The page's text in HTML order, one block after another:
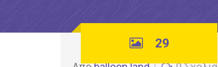
29